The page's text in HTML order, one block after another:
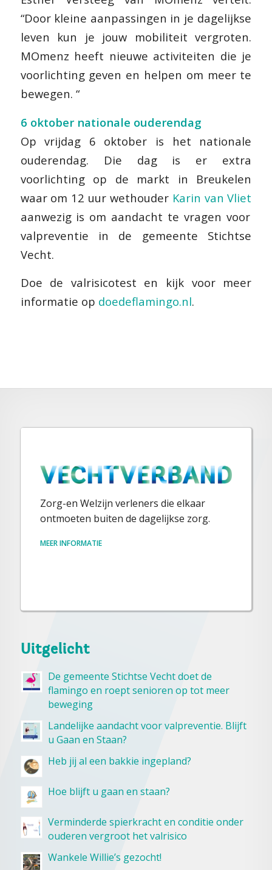
“Door kleine aanpassingen in je dagelijkse
leven kun je jouw mobiliteit vergroten.
MOmenz heeft nieuwe activiteiten die je
voorlichting geven en helpen om meer te
bewegen. “
6 oktober nationale ouderendag
Op vrijdag 6 oktober is het nationale
ouderendag. Die dag is er extra
voorlichting op de markt in Breukelen
waar om 12 uur wethouder Karin van Vliet
aanwezig is om aandacht te vragen voor
valpreventie in de gemeente Stichtse
Vecht.
Doe de valrisicotest en kijk voor meer
informatie op doedeflamingo.nl.
Zorg-en Welzijn verleners die elkaar
ontmoeten buiten de dagelijkse zorg.
MEER INFORMATIE
Uitgelicht
De gemeente Stichtse Vecht doet de
flamingo en roept senioren op tot meer
beweging
Landelijke aandacht voor valpreventie. Blijft
u Gaan en Staan?
Heb jij al een bakkie ingepland?
Hoe blijft u gaan en staan?
Verminderde spierkracht en conditie onder
ouderen vergroot het valrisico
Wankele Willie’s gezocht!